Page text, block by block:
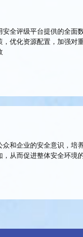
全评级平台提供的全面
优化资源配置，加强对
和企业的安全意识，培
从而促进整体安全环境